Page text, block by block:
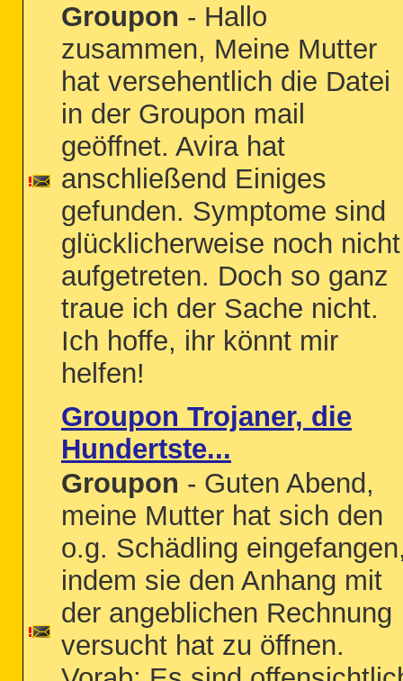
Groupon - Hallo
zusammen, Meine Mutter
hat versehentlich die Datei
in der Groupon mail
geöffnet. Avira hat
anschließend Einiges
gefunden. Symptome sind
glücklicherweise noch nicht
aufgetreten. Doch so ganz
traue ich der Sache nicht.
Ich hoffe, ihr könnt mir
helfen!
Groupon Trojaner, die
Hundertste...
Groupon - Guten Abend,
meine Mutter hat sich den
o.g. Schädling
indem sie den Anhang mit
der angeblichen Rechnung
versucht hat zu öffnen.